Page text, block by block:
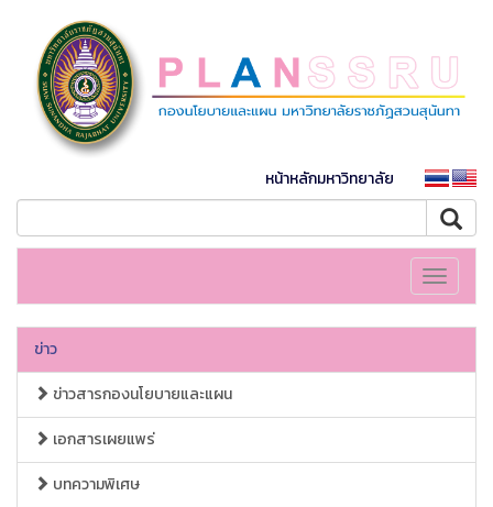
หน้าหลักมหาวิทยาลัย
Toggle
ข่าว
ข่าวสารกองนโยบายและแผน
เอกสารเผยแพร่
บทความพิเศษ